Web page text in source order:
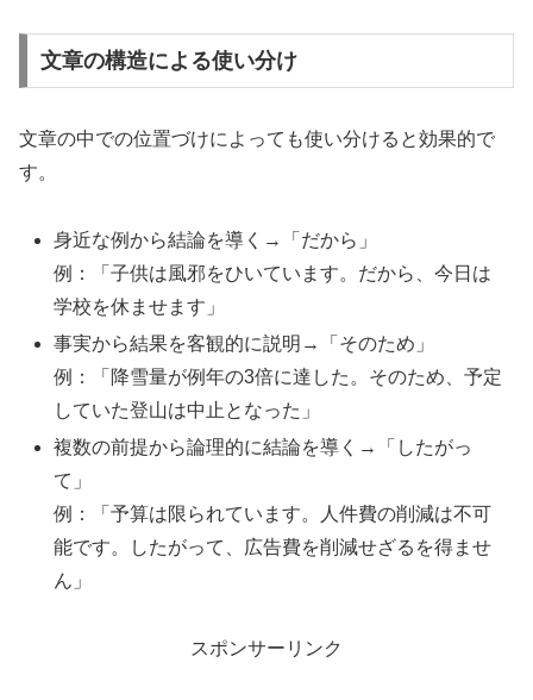
文章の構造による使い分け
文章の中での位置づけによっても使い分けると効果的で
す。
身近な例から結論を導く→「だから」
例：「子供は風邪をひいています。だから、今日は
学校を休ませます」
事実から結果を客観的に説明→「そのため」
例：「降雪量が例年の3倍に達した。そのため、予定
していた登山は中止となった」
複数の前提から論理的に結論を導く→「したがっ
て」
例：「予算は限られています。人件費の削減は不可
能です。したがって、広告費を削減せざるを得ませ
ん」
スポンサーリンク